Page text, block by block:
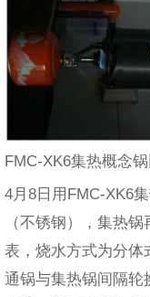
FMC-XK6集热概念
4月8日用FMC-XK6
（不锈钢），集热
表，烧水方式为分体
通锅与集热锅间隔轮